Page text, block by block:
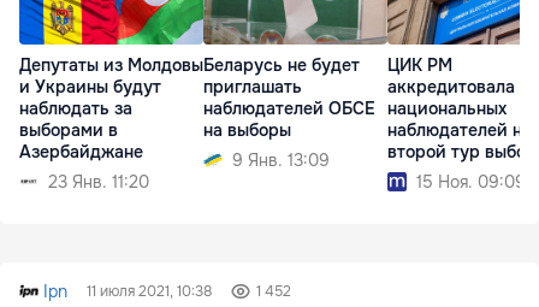
Депутаты из Молдовы
и Украины будут
наблюдать за
выборами в
Азербайджане
23 Янв. 11:20
Беларусь не будет
приглашать
наблюдателей ОБСЕ
на выборы
9 Янв. 13:09
ЦИК РМ
аккредитовала
национальных
наблюдателей на
второй тур
15 Ноя. 09:09
Ipn 11 июля 2021, 10:38 1 452